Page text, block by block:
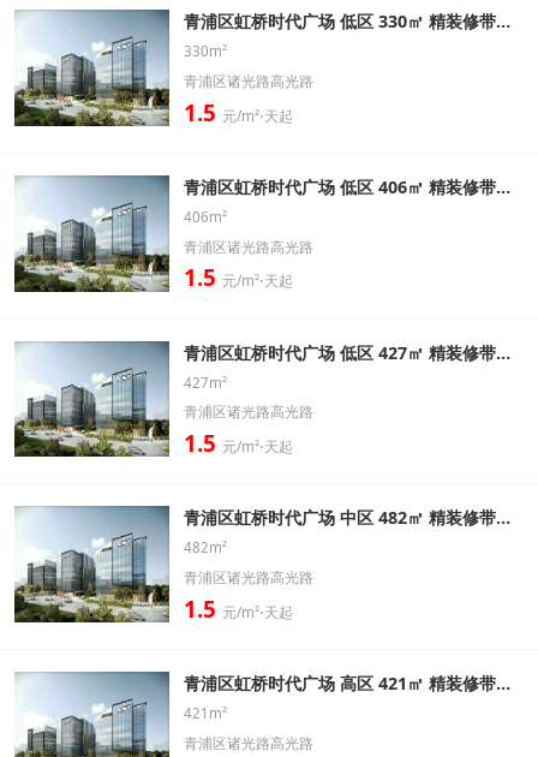
青浦区虹桥时代广场 低区 330㎡ 精装修带家具办公室出租信息
330m²
青浦区诸光路高光路
1.5 元/m²⋅天起
青浦区虹桥时代广场 低区 406㎡ 精装修带家具办公室出租信息
406m²
青浦区诸光路高光路
1.5 元/m²⋅天起
青浦区虹桥时代广场 低区 427㎡ 精装修带家具办公室出租信息
427m²
青浦区诸光路高光路
1.5 元/m²⋅天起
青浦区虹桥时代广场 中区 482㎡ 精装修带家具办公室出租信息
482m²
青浦区诸光路高光路
1.5 元/m²⋅天起
青浦区虹桥时代广场 高区 421㎡ 精装修带家具办公室出租信息
421m²
青浦区诸光路高光路